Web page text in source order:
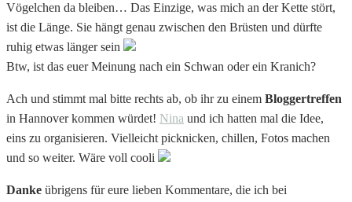
Vögelchen da bleiben… Das Einzige, was mich an der Kette stört,
ist die Länge. Sie hängt genau zwischen den Brüsten und dürfte
ruhig etwas länger sein
Btw, ist das euer Meinung nach ein Schwan oder ein Kranich?
Ach und stimmt mal bitte rechts ab, ob ihr zu einem Bloggertreffen
in Hannover kommen würdet! Nina und ich hatten mal die Idee,
eins zu organisieren. Vielleicht picknicken, chillen, Fotos machen
und so weiter. Wäre voll cooli
Danke übrigens für eure lieben Kommentare, die ich bei